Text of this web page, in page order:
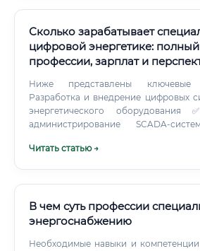
Сколько зарабатывает
цифровой энергетике:
профессии, зарплат и
Ниже представлены ключевые
Разработка и внедрение цифровых
энергетического оборудования ✅ Настройка и
администрирование SCADA-
подстанций в соответствии с МЭК 61850 ✅ Анализ
цифровую инфраструктуру ✅ Кибербезопасность
объектов критической
регламентов, технических заданий ✅ Взаимодействие с
Читать статью →
В чем суть профессии
энергоснабжению
Необходимые навыки и